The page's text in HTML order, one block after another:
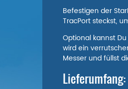
Befestigen der
TracPort steckst,
Optional kannst
wird ein
Messer und füllst
Lieferumfang: